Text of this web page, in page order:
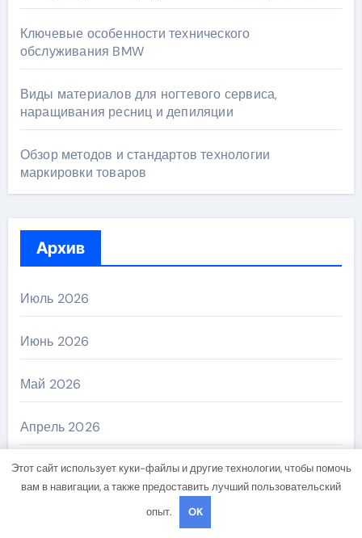
Ключевые особенности технического
обслуживания BMW
Виды материалов для ногтевого сервиса,
наращивания ресниц и депиляции
Обзор методов и стандартов технологии
маркировки товаров
Архив
Июль 2026
Июнь 2026
Май 2026
Апрель 2026
Март 2026
Этот сайт использует куки-файлы и другие технологии, чтобы помочь
вам в навигации, а также предоставить лучший пользовательский
опыт.
OK